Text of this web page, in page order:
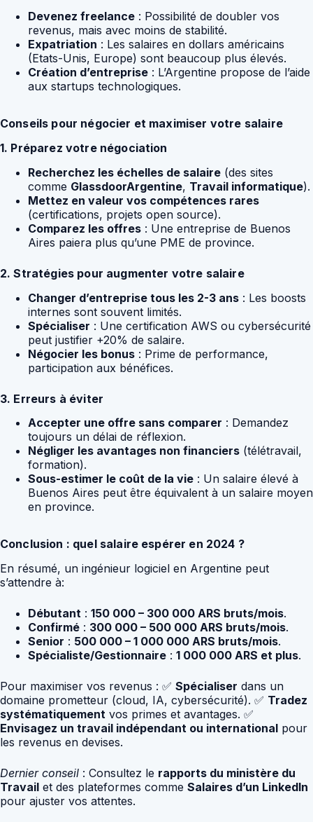
Devenez freelance : Possibilité de doubler vos
revenus, mais avec moins de stabilité.
Expatriation : Les salaires en dollars américains
(Etats-Unis, Europe) sont beaucoup plus élevés.
Création d’entreprise : L’Argentine propose de l’aide
aux startups technologiques.
Conseils pour négocier et maximiser votre salaire
1. Préparez votre négociation
Recherchez les échelles de salaire (des sites
comme GlassdoorArgentine, Travail informatique).
Mettez en valeur vos compétences rares
(certifications, projets open source).
Comparez les offres : Une entreprise de Buenos
Aires paiera plus qu’une PME de province.
2. Stratégies pour augmenter votre salaire
Changer d’entreprise tous les 2-3 ans : Les boosts
internes sont souvent limités.
Spécialiser : Une certification AWS ou cybersécurité
peut justifier +20% de salaire.
Négocier les bonus : Prime de performance,
participation aux bénéfices.
3. Erreurs à éviter
Accepter une offre sans comparer : Demandez
toujours un délai de réflexion.
Négliger les avantages non financiers (télétravail,
formation).
Sous-estimer le coût de la vie : Un salaire élevé à
Buenos Aires peut être équivalent à un salaire moyen
en province.
Conclusion : quel salaire espérer en 2024 ?
En résumé, un ingénieur logiciel en Argentine peut
s’attendre à:
Débutant : 150 000 – 300 000 ARS bruts/mois.
Confirmé : 300 000 – 500 000 ARS bruts/mois.
Senior : 500 000 – 1 000 000 ARS bruts/mois.
Spécialiste/Gestionnaire : 1 000 000 ARS et plus.
Pour maximiser vos revenus : ✅ Spécialiser dans un
domaine prometteur (cloud, IA, cybersécurité). ✅ Tradez
systématiquement vos primes et avantages. ✅
Envisagez un travail indépendant ou international pour
les revenus en devises.
Dernier conseil : Consultez le rapports du ministère du
Travail et des plateformes comme Salaires d’un LinkedIn
pour ajuster vos attentes.